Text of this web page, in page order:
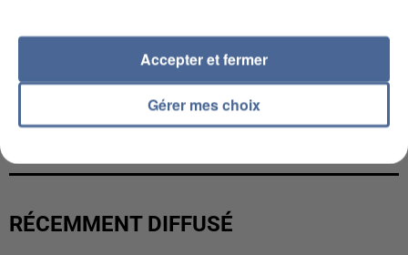
L’UN DES FONDATEURS SUPPOSÉS DE LA DZ
MAFIA INTERPELLÉ EN ALGÉRIE
RÉCEMMENT DIFFUSÉ
Gérer mes choix
Accepter et fermer